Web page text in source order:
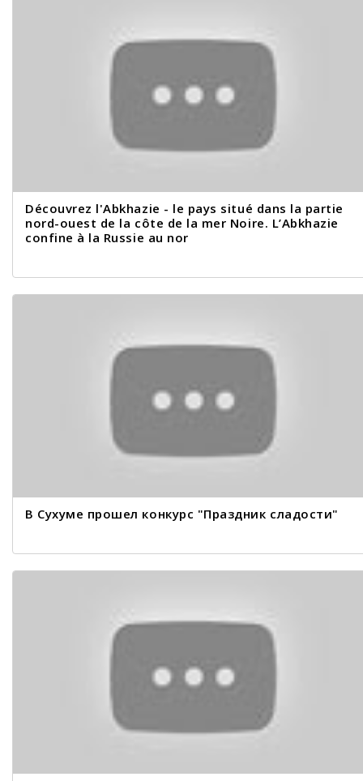
Découvrez l'Abkhazie - le pays situé dans la partie
nord-ouest de la côte de la mer Noire. L’Abkhazie
confine à la Russie au nor
В Сухуме прошел конкурс "Праздник сладости"